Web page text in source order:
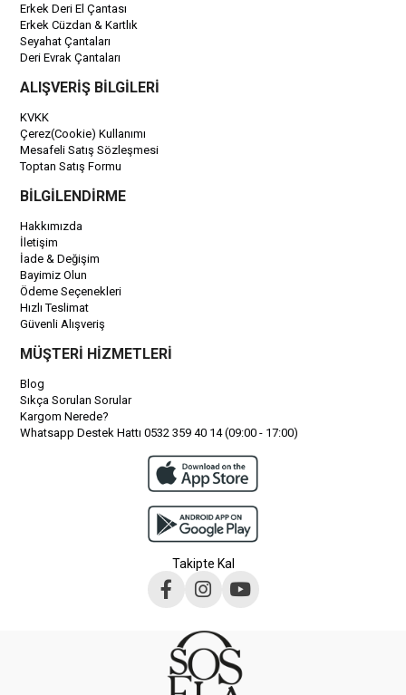
Erkek Deri El Çantası
Erkek Cüzdan & Kartlık
Seyahat Çantaları
Deri Evrak Çantaları
ALIŞVERİŞ BİLGİLERİ
KVKK
Çerez(Cookie) Kullanımı
Mesafeli Satış Sözleşmesi
Toptan Satış Formu
BİLGİLENDİRME
Hakkımızda
İletişim
İade & Değişim
Bayimiz Olun
Ödeme Seçenekleri
Hızlı Teslimat
Güvenli Alışveriş
MÜŞTERİ HİZMETLERİ
Blog
Sıkça Sorulan Sorular
Kargom Nerede?
Whatsapp Destek Hattı 0532 359 40 14 (09:00 - 17:00)
Takipte Kal